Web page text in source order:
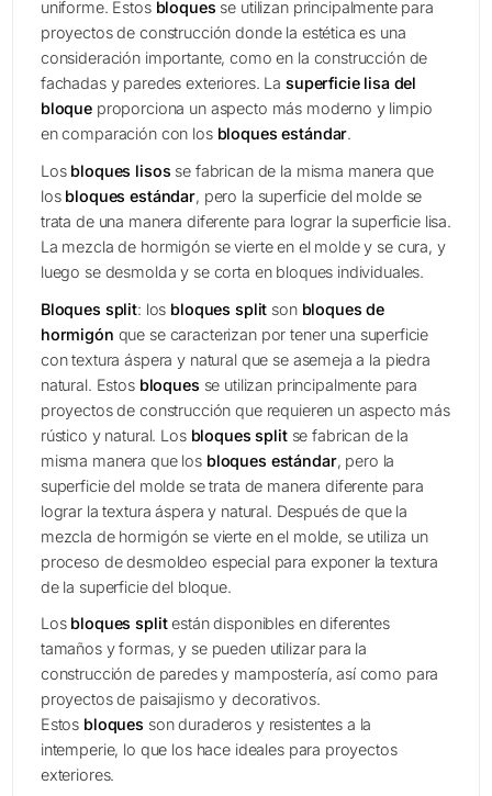
uniforme. Estos bloques se utilizan principalmente para
proyectos de construcción donde la estética es una
consideración importante, como en la construcción de
fachadas y paredes exteriores. La superficie lisa del
bloqueproporciona un aspecto más moderno y limpio
en comparación con los bloques estándar.
Los bloques lisos se fabrican de la misma manera que
los bloques estándar, pero la superficie del molde se
trata de una manera diferente para lograr la superficie lisa.
La mezcla de hormigón se vierte en el molde y se cura, y
luego se desmolda y se corta en bloques individuales.
Bloques split: los bloques split son bloques de
hormigón que se caracterizan por tener una superficie
con textura áspera y natural que se asemeja a la piedra
natural. Estos bloques se utilizan principalmente para
proyectos de construcción que requieren un aspecto más
rústico y natural. Los bloques splitse fabrican de la
misma manera que los bloques estándar, pero la
superficie del molde se trata de manera diferente para
lograr la textura áspera y natural. Después de que la
mezcla de hormigón se vierte en el molde, se utiliza un
proceso de desmoldeo especial para exponer la textura
de la superficie del bloque.
Los bloques splitestán disponibles en diferentes
tamaños y formas, y se pueden utilizar para la
construcción de paredes y mampostería, así como para
proyectos de paisajismo y decorativos.
Estos bloques son duraderos y resistentes a la
intemperie, lo que los hace ideales para proyectos
exteriores.